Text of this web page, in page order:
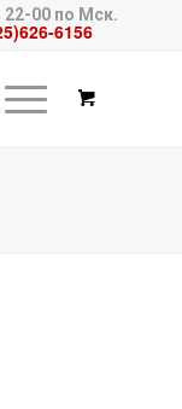
00 по Мск.
6156